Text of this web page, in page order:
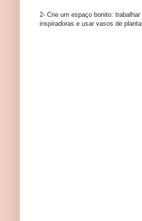
2- Crie um espaço bonito:
inspiradoras e usar vasos de